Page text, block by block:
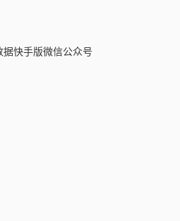
据快手版微信公众号